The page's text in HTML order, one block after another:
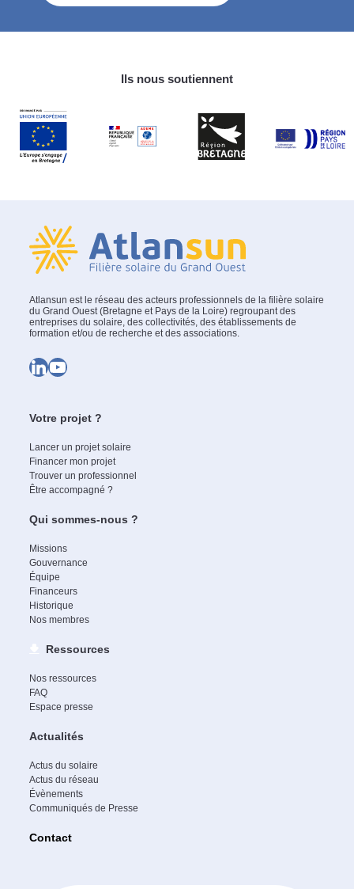
Ils nous soutiennent
Atlansun est le réseau des acteurs professionnels de la filière solaire
du Grand Ouest (Bretagne et Pays de la Loire) regroupant des
entreprises du solaire, des collectivités, des établissements de
formation et/ou de recherche et des associations.
LinkedIn
YouTube
Votre projet ?
Lancer un projet solaire
Financer mon projet
Trouver un professionnel
Être accompagné ?
Qui sommes-nous ?
Missions
Gouvernance
Équipe
Financeurs
Historique
Nos membres
Ressources
Nos ressources
FAQ
Espace presse
Actualités
Actus du solaire
Actus du réseau
Évènements
Communiqués de Presse
Contact